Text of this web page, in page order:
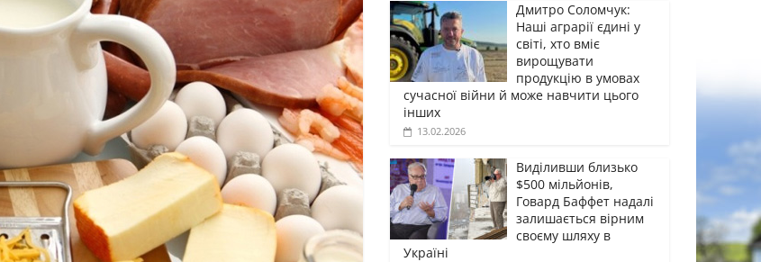
Дмитро Соломчук:
Наші аграрії єдині у
світі, хто вміє
вирощувати
продукцію в умовах
сучасної війни й може навчити цього
інших
13.02.2026
Виділивши близько
$500 мільйонів,
Говард Баффет надалі
залишається вірним
своєму шляху в
Україні